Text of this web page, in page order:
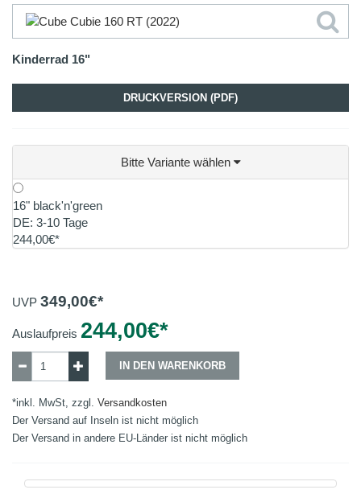
Kinderrad 16"
DRUCKVERSION (PDF)
Bitte Variante wählen
16" black'n'green
DE: 3-10 Tage
244,00€*
UVP 349,00€*
Auslaufpreis 244,00€*
IN DEN WARENKORB
*inkl. MwSt, zzgl. Versandkosten
Der Versand auf Inseln ist nicht möglich
Der Versand in andere EU-Länder ist nicht möglich